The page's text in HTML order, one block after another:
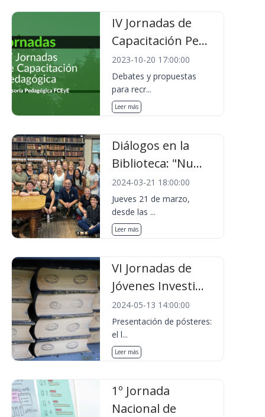
IV Jornadas de
Capacitación Pe...
2023-10-20 17:00:00
Debates y propuestas
para recr...
Leer más
Diálogos en la
Biblioteca: "Nu...
2024-03-21 18:00:00
Jueves 21 de marzo,
desde las ...
Leer más
VI Jornadas de
Jóvenes Investi...
2024-05-13 14:00:00
Presentación de pósteres:
el l...
Leer más
1º Jornada
Nacional de